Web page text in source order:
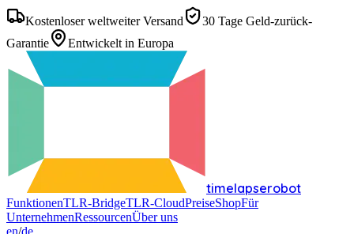
Kostenloser weltweiter Versand
30 Tage Geld-zurück-
Garantie
Entwickelt in Europa
timelapserobot
FunktionenTLR-BridgeTLR-CloudPreiseShopFür
UnternehmenRessourcenÜber uns
en/de